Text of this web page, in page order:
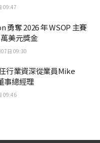
09:47
勇奪 2026 年 WSOP 主賽
美元獎金
日 09:30
行業資深從業員Mike
事總經理
09:46